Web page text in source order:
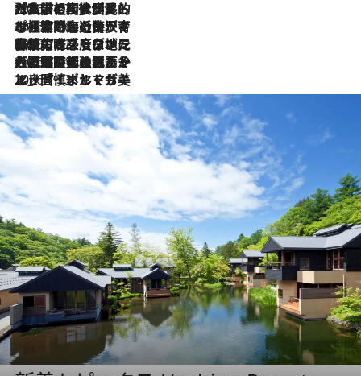
2026.7.27
「私の祖国はポルトガル語です」国民的詩人フェルナンド・ペソアと、彼が愛した文学の街を歩く
2026.7.26
ポルトガル近海が育む極上の海の幸。キリリと冷えた白ワインと愉しむ、シーフード専門店の贅沢
2026.7.22
伝統の味をモダンに昇華。高感度な地元客が集う、リスボンの最旬ガストロノミー
2026.7.21
大航海時代の栄華から、震災、独裁、そして革命へ。ポルトガル・首都リスボンの石畳に刻まれた「歴史の光と影」
2026.7.13
エッセイ・ヤマザキマリ「慎ましくも美しき国 ポルトガル」